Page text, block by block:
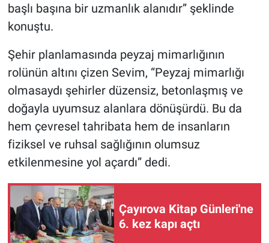
başlı başına bir uzmanlık alanıdır” şeklinde
konuştu.
Şehir planlamasında peyzaj mimarlığının
rolünün altını çizen Sevim, “Peyzaj mimarlığı
olmasaydı şehirler düzensiz, betonlaşmış ve
doğayla uyumsuz alanlara dönüşürdü. Bu da
hem çevresel tahribata hem de insanların
fiziksel ve ruhsal sağlığının olumsuz
etkilenmesine yol açardı” dedi.
Çayırova Kitap Günleri'ne
6. kez kapı açtı